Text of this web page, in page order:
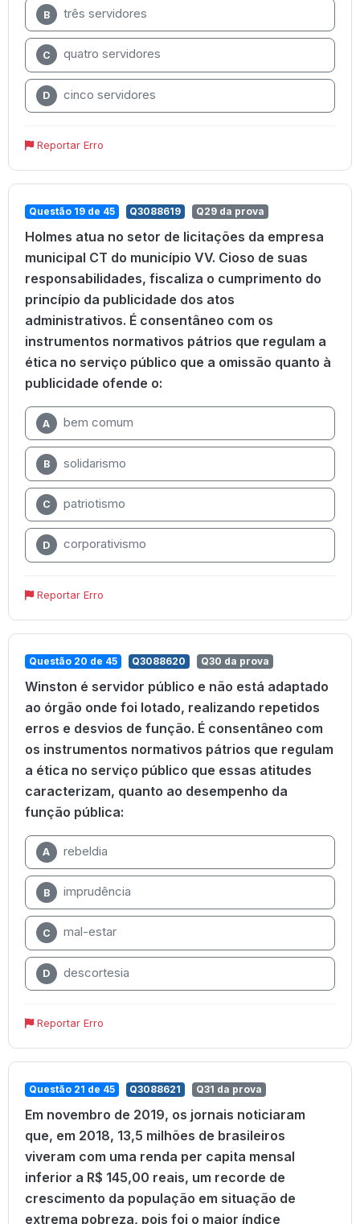
B três servidores
C quatro servidores
D cinco servidores
Reportar Erro
Questão 19 de 45 Q3088619 Q29 da prova
Holmes atua no setor de licitações da empresa
municipal CT do município VV. Cioso de suas
responsabilidades, fiscaliza o cumprimento do
princípio da publicidade dos atos
administrativos. É consentâneo com os
instrumentos normativos pátrios que regulam a
ética no serviço público que a omissão quanto à
publicidade ofende o:
A bem comum
B solidarismo
C patriotismo
D corporativismo
Reportar Erro
Questão 20 de 45 Q3088620 Q30 da prova
Winston é servidor público e não está adaptado
ao órgão onde foi lotado, realizando repetidos
erros e desvios de função. É consentâneo com
os instrumentos normativos pátrios que regulam
a ética no serviço público que essas atitudes
caracterizam, quanto ao desempenho da
função pública:
A rebeldia
B imprudência
C mal-estar
D descortesia
Reportar Erro
Questão 21 de 45 Q3088621 Q31 da prova
Em novembro de 2019, os jornais noticiaram
que, em 2018, 13,5 milhões de brasileiros
viveram com uma renda per capita mensal
inferior a R$ 145,00 reais, um recorde de
crescimento da população em situação de
extrema pobreza, pois foi o maior índice